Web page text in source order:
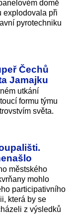
domě
explodovala při
pyrotechniku
Čechů
Jamajku
utkání
formu týmu
světa.
městského
mohlo
participativního
která by se
z výsledků